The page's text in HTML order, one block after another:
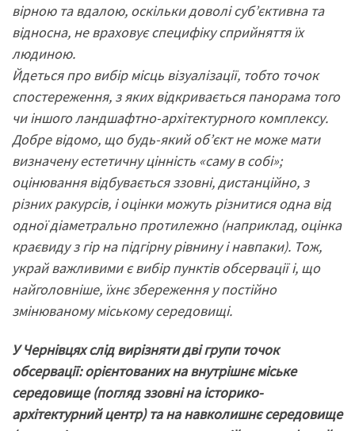
вірною та вдалою, оскільки доволі суб’єктивна та
відносна, не враховує специфіку сприйняття їх
людиною.
Йдеться про вибір місць візуалізації, тобто точок
спостереження, з яких відкривається панорама того
чи іншого ландшафтно-архітектурного комплексу.
Добре відомо, що будь-який об’єкт не може мати
визначену естетичну цінність «саму в собі»;
оцінювання відбувається ззовні, дистанційно, з
різних ракурсів, і оцінки можуть різнитися одна від
одної діаметрально протилежно (наприклад, оцінка
краєвиду з гір на підгірну рівнину і навпаки). Тож,
украй важливими є вибір пунктів обсервації і, що
найголовніше, їхнє збереження у постійно
змінюваному міському середовищі.
У Чернівцях слід вирізняти дві групи точок
обсервації: орієнтованих на внутрішнє міське
середовище (погляд ззовні на історико-
архітектурний центр) та на навколишнє середовище